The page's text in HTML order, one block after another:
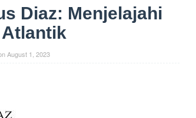
Diaz: Menjelajahi
August 1, 2023